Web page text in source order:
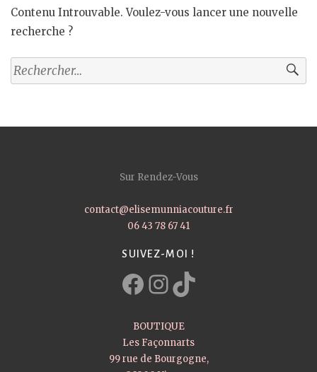
Contenu Introuvable. Voulez-vous lancer une nouvelle
recherche ?
Rechercher :
Sur Rendez-Vous
contact@elisemunniacouture.fr
06 43 78 67 41
SUIVEZ-MOI !
Facebook InstagramTikTok
BOUTIQUE
Les Façonnarts
99 rue de Bourgogne,